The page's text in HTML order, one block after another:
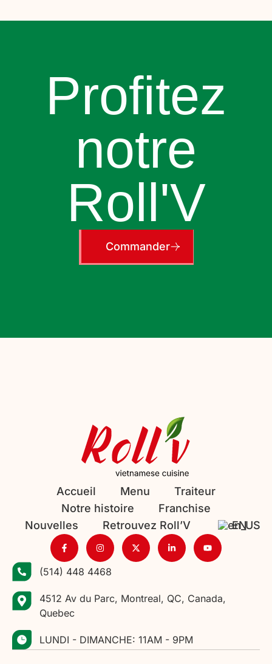
Profitez
notre
Roll'V
Commander
Accueil Menu
Traiteur
Notre histoire
Franchise
Nouvelles
Retrouvez Roll’V EN
(514) 448 4468
4512 Av du Parc, Montreal, QC, Canada,
Quebec
LUNDI - DIMANCHE: 11AM - 9PM